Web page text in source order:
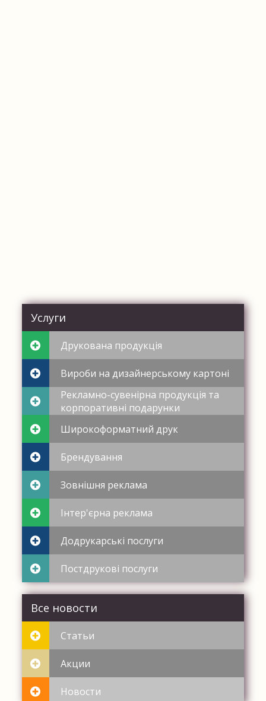
Услуги
Друкована продукція
Вироби на дизайнерському картоні
Рекламно-сувенірна продукція та
корпоративні подарунки
Широкоформатний друк
Брендування
Зовнішня реклама
Інтер'єрна реклама
Додрукарські послуги
Постдрукові послуги
Все новости
Статьи
Акции
Новости